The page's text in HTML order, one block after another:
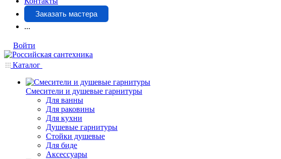
Заказать мастера
...
Войти
Каталог
Смесители и душевые гарнитуры
Для ванны
Для раковины
Для кухни
Душевые гарнитуры
Стойки душевые
Для биде
Аксессуары